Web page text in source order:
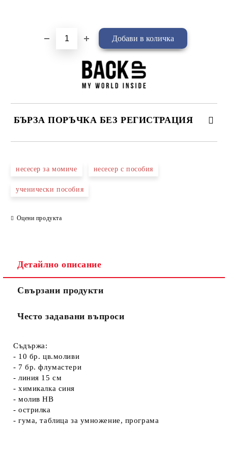
БЪРЗА ПОРЪЧКА БЕЗ РЕГИСТРАЦИЯ
несесер за момиче несесер с пособия
ученически пособия
Оцени продукта
Детайлно описание
Свързани продукти
Често задавани въпроси
Съдържа:
- 10 бр. цв.моливи
- 7 бр. флумастери
- линия 15 см
- химикалка синя
- молив НВ
- острилка
- гума, таблица за умножение, програма